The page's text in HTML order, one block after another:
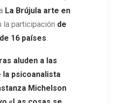
La Brújula arte en
la participación de
16 países.
aluden a las
la psicoanalista
Michelson